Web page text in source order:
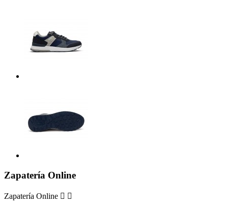
Zapatería Online
Zapatería Online  